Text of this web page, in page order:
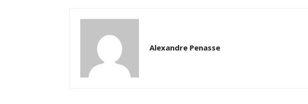
Alexandre Penasse